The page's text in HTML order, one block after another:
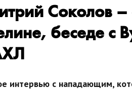
Соколов –
беседе с
интервью с нападающим,